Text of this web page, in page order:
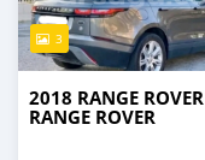
3
2018 RANGE ROVER
RANGE ROVER